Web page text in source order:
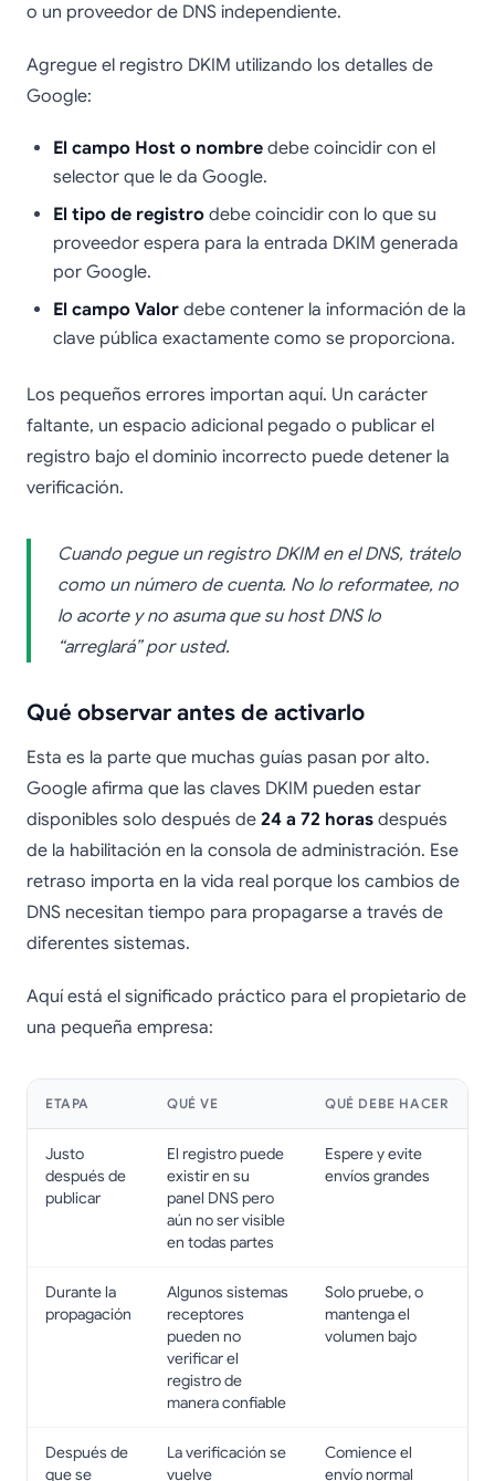
o un proveedor de DNS independiente.
Agregue el registro DKIM utilizando los detalles de
Google:
El campo Host o nombre debe coincidir con el
selector que le da Google.
El tipo de registro debe coincidir con lo que su
proveedor espera para la entrada DKIM generada
por Google.
El campo Valor debe contener la información de la
clave pública exactamente como se proporciona.
Los pequeños errores importan aquí. Un carácter
faltante, un espacio adicional pegado o publicar el
registro bajo el dominio incorrecto puede detener la
verificación.
Cuando pegue un registro DKIM en el DNS, trátelo
como un número de cuenta. No lo reformatee, no
lo acorte y no asuma que su host DNS lo
“arreglará” por usted.
Qué observar antes de activarlo
Esta es la parte que muchas guías pasan por alto.
Google afirma que las claves DKIM pueden estar
disponibles solo después de 24 a 72 horas después
de la habilitación en la consola de administración. Ese
retraso importa en la vida real porque los cambios de
DNS necesitan tiempo para propagarse a través de
diferentes sistemas.
Aquí está el significado práctico para el propietario de
una pequeña empresa:
ETAPA QUÉ VE QUÉ DEBE HACER
Justo
después de
publicar
El registro puede
existir en su
panel DNS pero
aún no ser visible
en todas partes
Espere y evite
envíos grandes
Durante la
propagación
Algunos sistemas
receptores
pueden no
verificar el
registro de
manera confiable
Solo pruebe, o
mantenga el
volumen bajo
Después de
que se
La verificación se
vuelve
Comience el
envío normal